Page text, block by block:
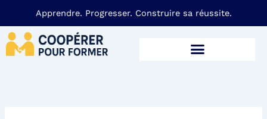
contenu
Apprendre. Progresser. Construire sa réussite.